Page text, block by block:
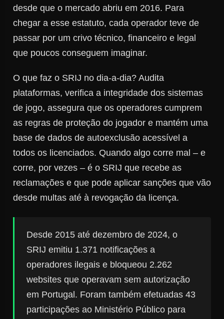
desde que o mercado abriu em 2016. Para
chegar a esse estatuto, cada operador teve de
passar por um crivo técnico, financeiro e legal
que poucos conseguem imaginar.
O que faz o SRIJ no dia-a-dia? Audita
plataformas, verifica a integridade dos sistemas
de jogo, assegura que os operadores cumprem
as regras de proteção do jogador e mantém uma
base de dados de autoexclusão acessível a
todos os licenciados. Quando algo corre mal – e
corre, por vezes – é o SRIJ que recebe as
reclamações e que pode aplicar sanções que vão
desde multas até à revogação da licença.
Desde 2015 até dezembro de 2024, o
SRIJ emitiu 1.371 notificações a
operadores ilegais e bloqueou 2.262
websites que operavam sem autorização
em Portugal. Foram também efetuadas 43
participações ao Ministério Público para